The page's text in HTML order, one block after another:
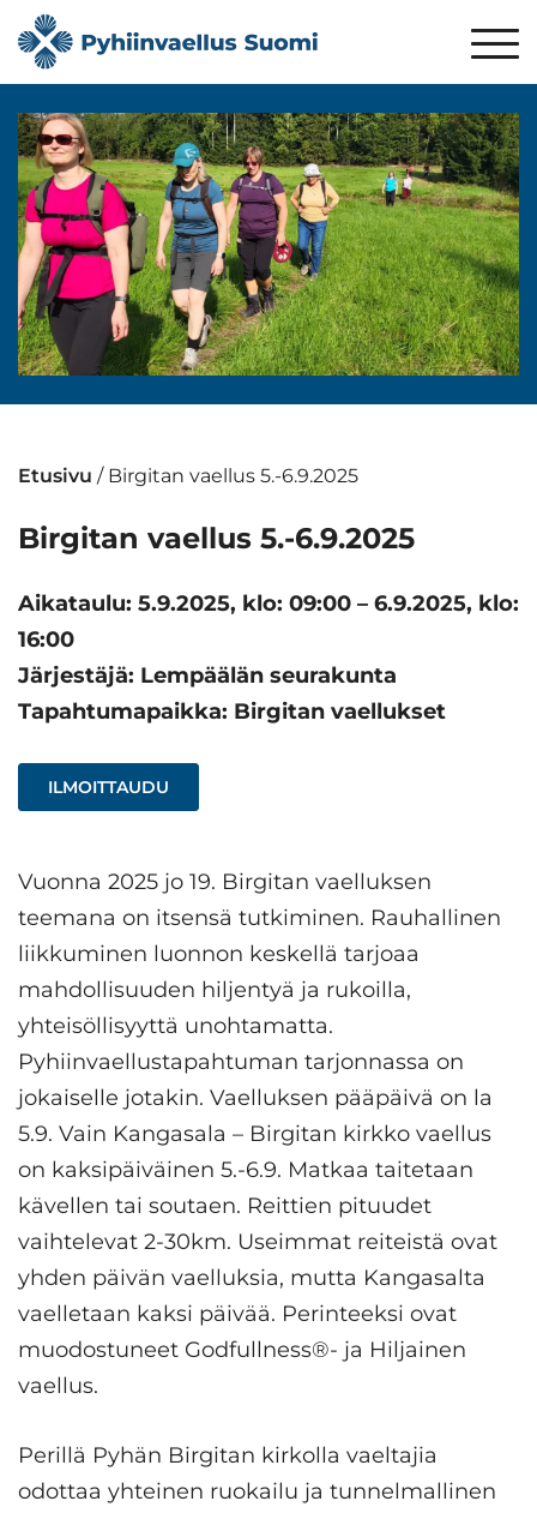
Etusivu / Birgitan vaellus 5.-6.9.2025
Birgitan vaellus 5.-6.9.2025
Aikataulu: 5.9.2025, klo: 09:00 – 6.9.2025, klo:
16:00
Järjestäjä: Lempäälän seurakunta
Tapahtumapaikka: Birgitan vaellukset
ILMOITTAUDU
Vuonna 2025 jo 19. Birgitan vaelluksen
teemana on itsensä tutkiminen. Rauhallinen
liikkuminen luonnon keskellä tarjoaa
mahdollisuuden hiljentyä ja rukoilla,
yhteisöllisyyttä unohtamatta.
Pyhiinvaellustapahtuman tarjonnassa on
jokaiselle jotakin. Vaelluksen pääpäivä on la
5.9. Vain Kangasala – Birgitan kirkko vaellus
on kaksipäiväinen 5.-6.9. Matkaa taitetaan
kävellen tai soutaen. Reittien pituudet
vaihtelevat 2-30km. Useimmat reiteistä ovat
yhden päivän vaelluksia, mutta Kangasalta
vaelletaan kaksi päivää. Perinteeksi ovat
muodostuneet Godfullness®- ja Hiljainen
vaellus.
Perillä Pyhän Birgitan kirkolla vaeltajia
odottaa yhteinen ruokailu ja tunnelmallinen